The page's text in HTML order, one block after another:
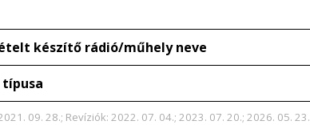
készítő rádió/műhely neve
típusa
09. 28.; Revíziók: 2022. 07. 04.; 2023. 07. 20.; 2026. 05. 23.